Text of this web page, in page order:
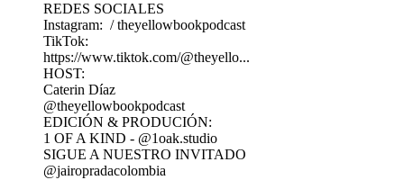
REDES SOCIALES
Instagram: / theyellowbookpodcast
TikTok:
https://www.tiktok.com/@theyello...
HOST:
Caterin Díaz
@theyellowbookpodcast
EDICIÓN & PRODUCIÓN:
1 OF A KIND - @1oak.studio
SIGUE A NUESTRO INVITADO
@jairopradacolombia